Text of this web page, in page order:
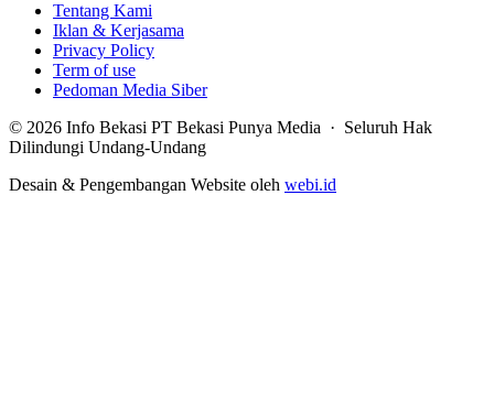
Tentang Kami
Iklan & Kerjasama
Privacy Policy
Term of use
Pedoman Media Siber
© 2026 Info Bekasi PT Bekasi Punya Media · Seluruh Hak
Dilindungi Undang-Undang
Desain & Pengembangan Website oleh webi.id